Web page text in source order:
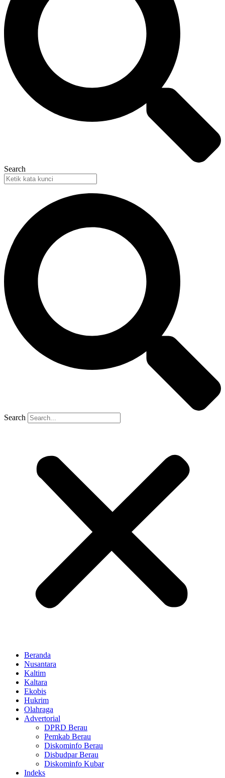
Search
Search
Beranda
Nusantara
Kaltim
Kaltara
Ekobis
Hukrim
Olahraga
Advertorial
DPRD Berau
Pemkab Berau
Diskominfo Berau
Disbudpar Berau
Diskominfo Kubar
Indeks